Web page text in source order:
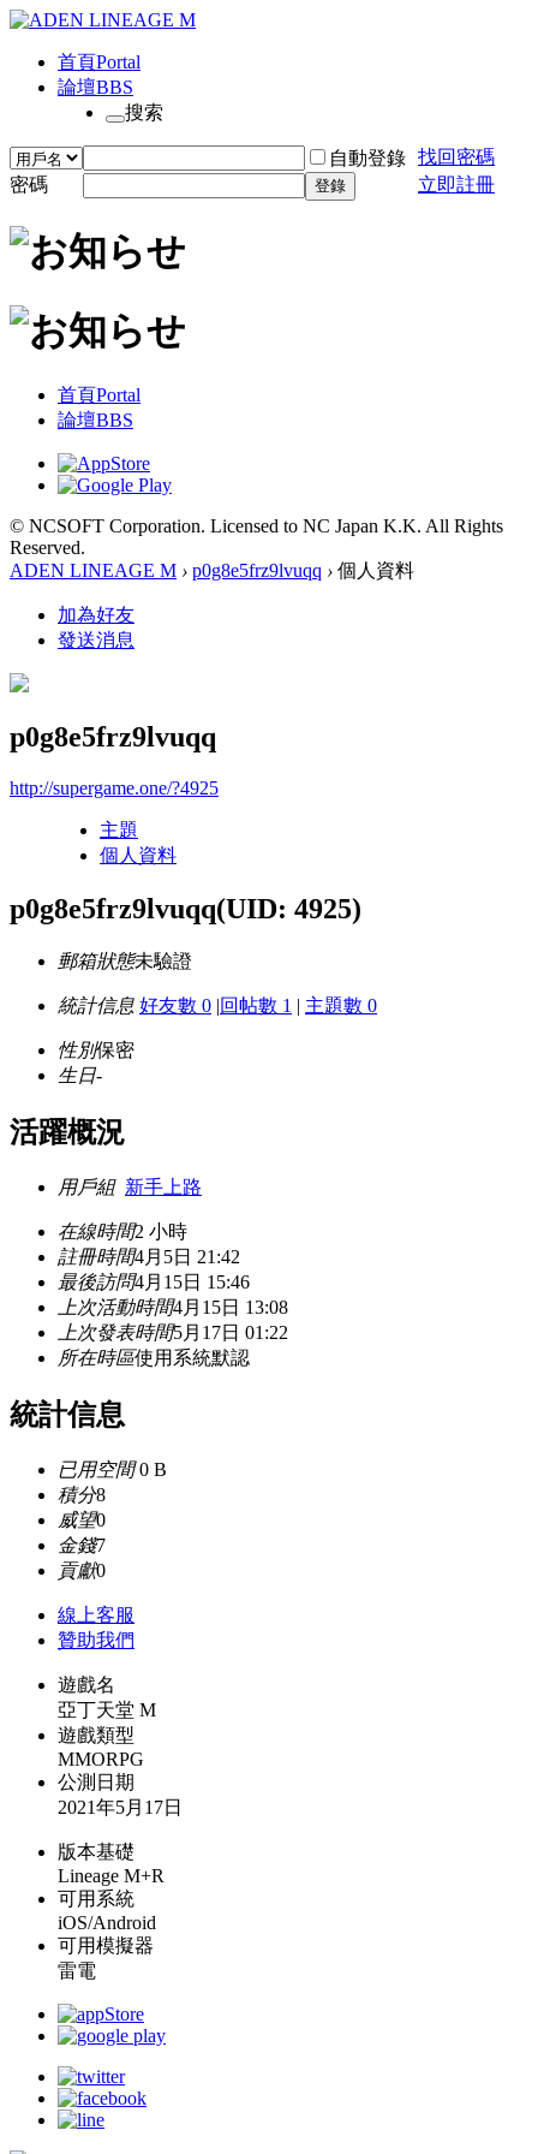
首頁Portal
論壇BBS
搜索
自動登錄 找回密碼
密碼
登錄 立即註冊
首頁Portal
論壇BBS
© NCSOFT Corporation. Licensed to NC Japan K.K. All Rights
Reserved.
ADEN LINEAGE M › p0g8e5frz9lvuqq › 個人資料
加為好友
發送消息
p0g8e5frz9lvuqq
http://supergame.one/?4925
主題
個人資料
p0g8e5frz9lvuqq(UID: 4925)
郵箱狀態未驗證
統計信息 好友數 0 |回帖數 1 | 主題數 0
性別保密
生日-
活躍概況
用戶組 新手上路
在線時間2 小時
註冊時間4月5日 21:42
最後訪問4月15日 15:46
上次活動時間4月15日 13:08
上次發表時間5月17日 01:22
所在時區使用系統默認
統計信息
已用空間0 B
積分8
威望0
金錢7
貢獻0
線上客服
贊助我們
遊戲名
亞丁天堂 M
遊戲類型
MMORPG
公測日期
2021年5月17日
版本基礎
Lineage M+R
可用系統
iOS/Android
可用模擬器
雷電